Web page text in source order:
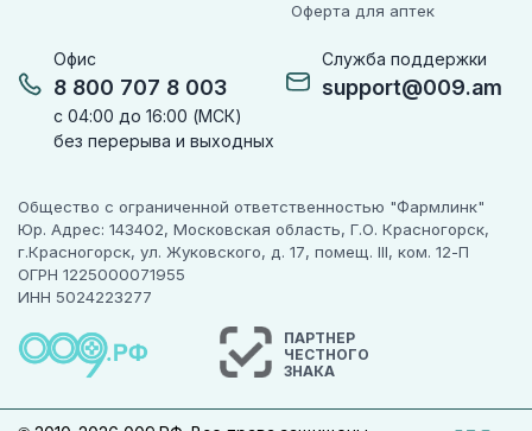
Офис
8 800 707 8 003
с 04:00 до 16:00 (МСК)
без перерыва и выходных
Служба поддержки
support@009.am
Оферта для аптек
Общество с ограниченной ответственностью "Фармлинк"
Юр. Адрес: 143402, Московская область, Г.О. Красногорск,
г.Красногорск, ул. Жуковского, д. 17, помещ. III, ком. 12-П
ОГРН 1225000071955
ИНН 5024223277
ПАРТНЕР
ЧЕСТНОГО
ЗНАКА